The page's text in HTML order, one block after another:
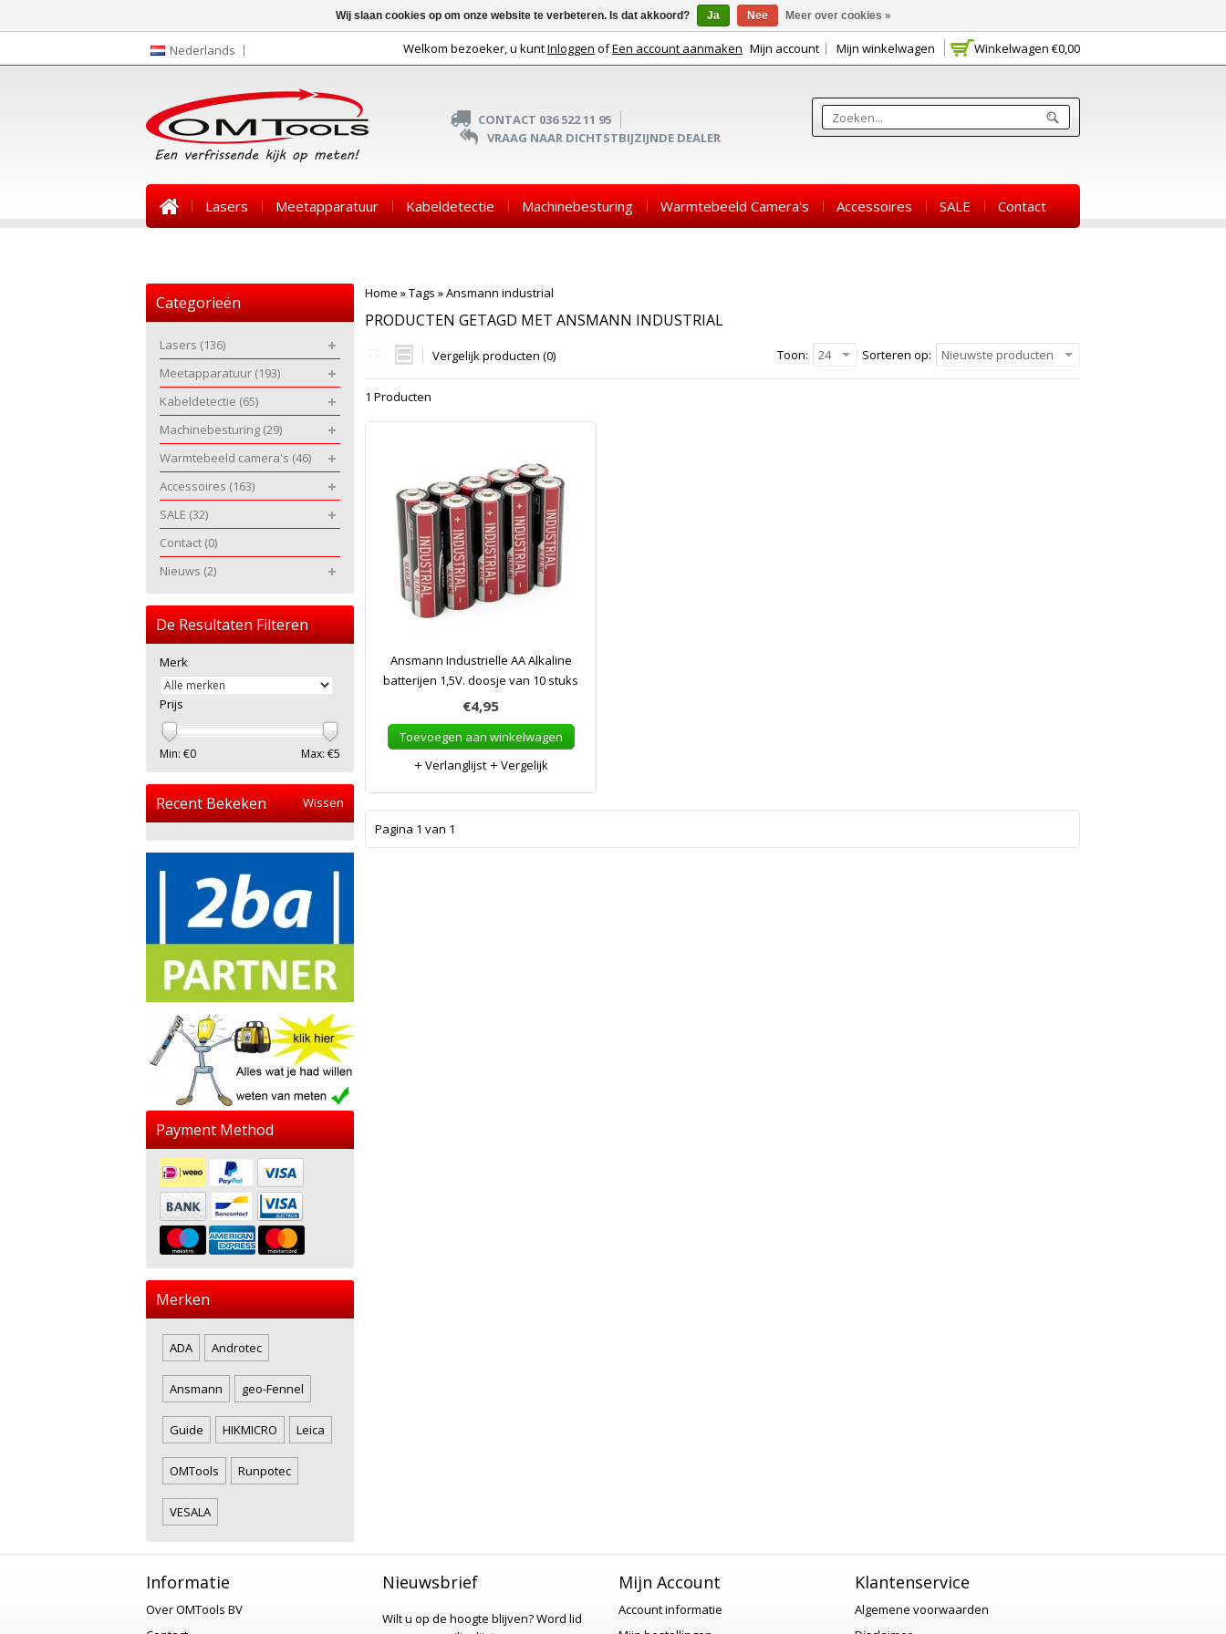
Nederlands Winkelwagen €0,00
Welkom bezoeker, u kuntInloggen ofEen account aanmaken Mijn account Mijn winkelwagen
CONTACT 036 522 11 95
VRAAG NAAR DICHTSTBIJZIJNDE DEALER
Lasers Meetapparatuur Kabeldetectie Machinebesturing Warmtebeeld Camera's Accessoires SALE Contact
Home »Tags »Ansmann industrial
PRODUCTEN GETAGD MET ANSMANN INDUSTRIAL
Vergelijk producten (0) Sorteren op: Nieuwste producten
Toon: 24
1 Producten
Ansmann Industrielle AA Alkaline
batterijen 1,5V. doosje van 10 stuks
€4,95
Toevoegen aan winkelwagen
Verlanglijst
Vergelijk
Pagina 1 van 1
Categorieën
Lasers (136)
Meetapparatuur (193)
Kabeldetectie (65)
Machinebesturing (29)
Warmtebeeld camera's (46)
Accessoires (163)
SALE (32)
Contact (0)
Nieuws (2)
De Resultaten Filteren
Merk
Prijs
Min: €0 Max: €5
Recent Bekeken Wissen
Payment Method
Merken
ADA Androtec
Ansmann geo-Fennel
Guide HIKMICRO Leica
OMTools Runpotec
VESALA
Informatie
Over OMTools BV
Nieuwsbrief
Wilt u op de hoogte blijven?Word lid
Mijn Account
Account informatie
Klantenservice
Algemene voorwaarden
Wij slaan cookies op om onze website te verbeteren. Is dat akkoord? Ja Nee Meer over cookies »